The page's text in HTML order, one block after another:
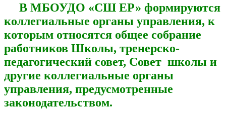
В МБОУДО «СШ ЕР» формируются
коллегиальные органы управления, к
которым относятся общее собрание
работников Школы, тренерско-
педагогический совет, Совет школы и
другие коллегиальные органы
управления, предусмотренные
законодательством.